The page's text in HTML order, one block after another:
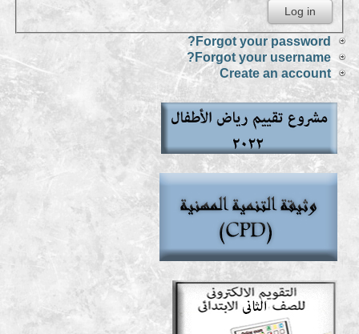
Forgot your password?
Forgot your username?
Create an account